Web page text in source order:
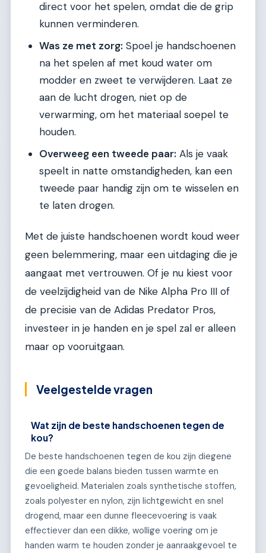
direct voor het spelen, omdat die de grip
kunnen verminderen.
Was ze met zorg: Spoel je handschoenen
na het spelen af met koud water om
modder en zweet te verwijderen. Laat ze
aan de lucht drogen, niet op de
verwarming, om het materiaal soepel te
houden.
Overweeg een tweede paar: Als je vaak
speelt in natte omstandigheden, kan een
tweede paar handig zijn om te wisselen en
te laten drogen.
Met de juiste handschoenen wordt koud weer
geen belemmering, maar een uitdaging die je
aangaat met vertrouwen. Of je nu kiest voor
de veelzijdigheid van de Nike Alpha Pro III of
de precisie van de Adidas Predator Pros,
investeer in je handen en je spel zal er alleen
maar op vooruitgaan.
Veelgestelde vragen
Wat zijn de beste handschoenen tegen de
kou?
De beste handschoenen tegen de kou zijn diegene
die een goede balans bieden tussen warmte en
gevoeligheid. Materialen zoals synthetische stoffen,
zoals polyester en nylon, zijn lichtgewicht en snel
drogend, maar een dunne fleecevoering is vaak
effectiever dan een dikke, wollige voering om je
handen warm te houden zonder je aanraakgevoel te